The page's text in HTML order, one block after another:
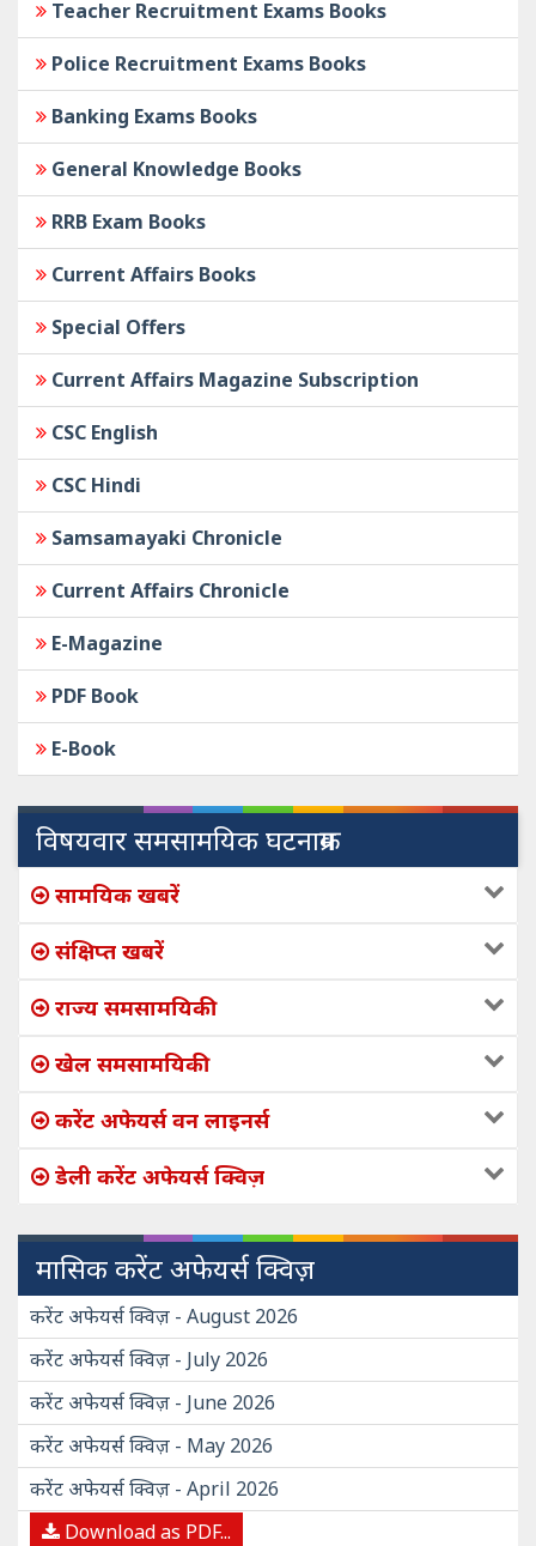
Teacher Recruitment Exams Books
Police Recruitment Exams Books
Banking Exams Books
General Knowledge Books
RRB Exam Books
Current Affairs Books
Special Offers
Current Affairs Magazine Subscription
CSC English
CSC Hindi
Samsamayaki Chronicle
Current Affairs Chronicle
E-Magazine
PDF Book
E-Book
विषयवार समसामयिक घटनाक्रम
सामयिक खबरें
संक्षिप्त खबरें
राज्य समसामयिकी
खेल समसामयिकी
करेंट अफेयर्स वन लाइनर्स
डेली करेंट अफेयर्स क्विज़
मासिक करेंट अफेयर्स क्विज़
करेंट अफेयर्स क्विज़ - August 2026
करेंट अफेयर्स क्विज़ - July 2026
करेंट अफेयर्स क्विज़ - June 2026
करेंट अफेयर्स क्विज़ - May 2026
करेंट अफेयर्स क्विज़ - April 2026
Download as PDF...